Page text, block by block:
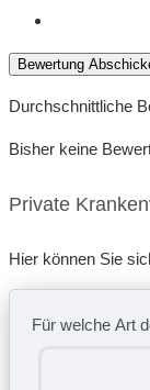
Bewertung
Durchschnittliche
Bisher keine
Private
Hier können Sie
Für welche Art